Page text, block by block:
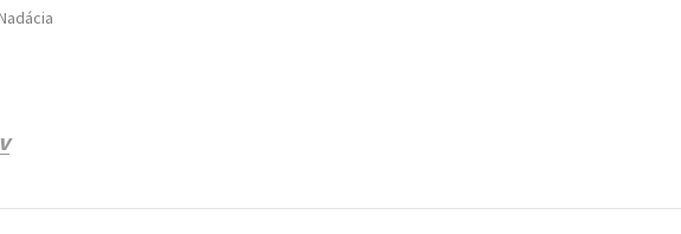
publikácie
sortiment
a duchovný svet Učebnice